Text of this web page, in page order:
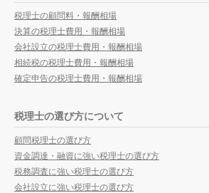
税理士の顧問料・報酬相場
決算の税理士費用・報酬相場
会社設立の税理士費用・報酬相場
相続税の税理士費用・報酬相場
確定申告の税理士費用・報酬相場
税理士の選び方について
顧問税理士の選び方
資金調達・融資に強い税理士の選び方
税務調査に強い税理士の選び方
会社設立に強い税理士の選び方